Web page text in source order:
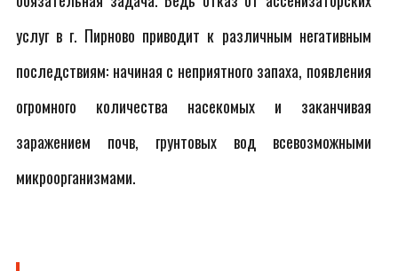
услуг в г. Пирново приводит к различным негативным
последствиям: начиная с неприятного запаха, появления
огромного количества насекомых и заканчивая
заражением почв, грунтовых вод всевозможными
микроорганизмами.